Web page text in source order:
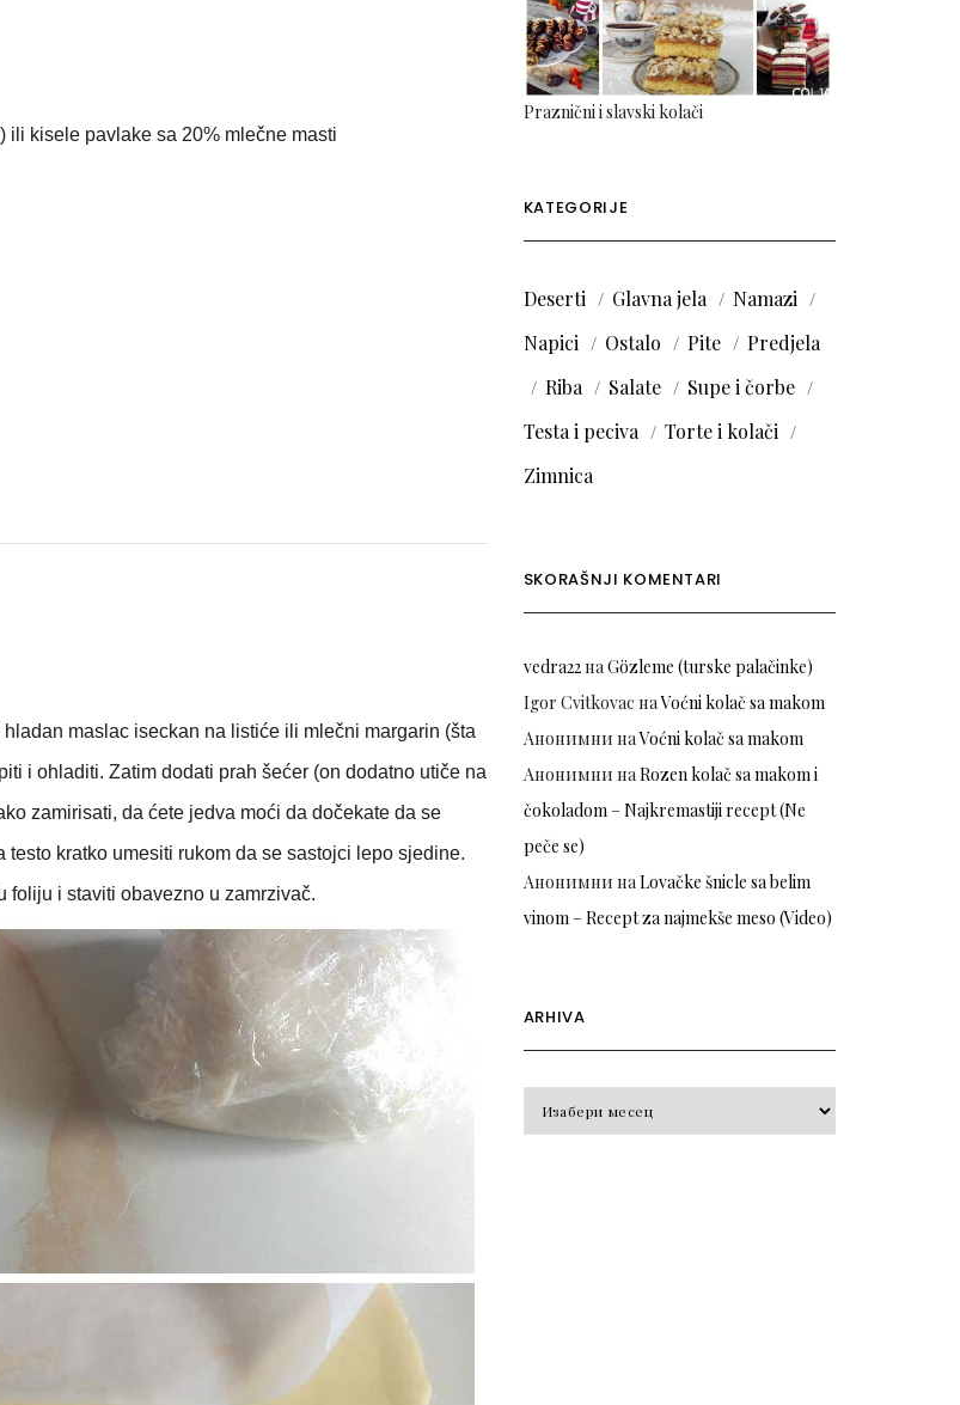
ili kisele pavlake sa 20% mlečne masti
maslac iseckan na listiće ili mlečni margarin (šta
i ohladiti. Zatim dodati prah šećer (on dodatno utiče na
zamirisati, da ćete jedva moći da dočekate da se
kratko umesiti rukom da se sastojci lepo sjedine.
foliju i staviti obavezno u zamrzivač.
Praznični i slavski kolači
KATEGORIJE
Deserti Glavna jela
Namazi
Napici
Ostalo Pite
Predjela
Riba
Salate
Supe i čorbe
Testa i peciva
Torte i kolači
Zimnica
SKORAŠNJI KOMENTARI
vedra22наGözleme (turske palačinke)
Igor Cvitkovac наVoćni kolač sa makom
Анонимни наVoćni kolač sa makom
Анонимни наRozen kolač sa makom i
čokoladom – Najkremastiji recept (Ne
peče se)
Анонимни наLovačke šnicle sa belim
vinom – Recept za najmekše meso (Video)
ARHIVA